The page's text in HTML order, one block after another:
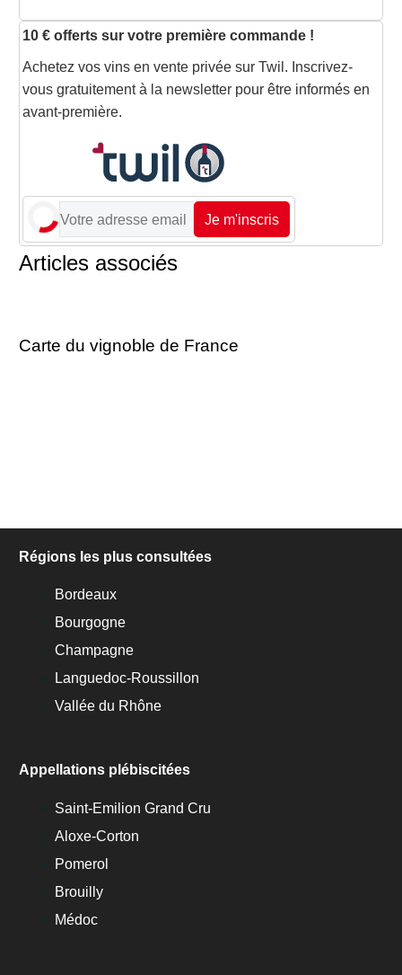
10 € offerts sur votre première commande !
Achetez vos vins en vente privée sur Twil. Inscrivez-
vous gratuitement à la newsletter pour être informés en
avant-première.
Je m'inscris
Articles associés
Carte du vignoble de France
Régions les plus consultées
Bordeaux
Bourgogne
Champagne
Languedoc-Roussillon
Vallée du Rhône
Appellations plébiscitées
Saint-Emilion Grand Cru
Aloxe-Corton
Pomerol
Brouilly
Médoc